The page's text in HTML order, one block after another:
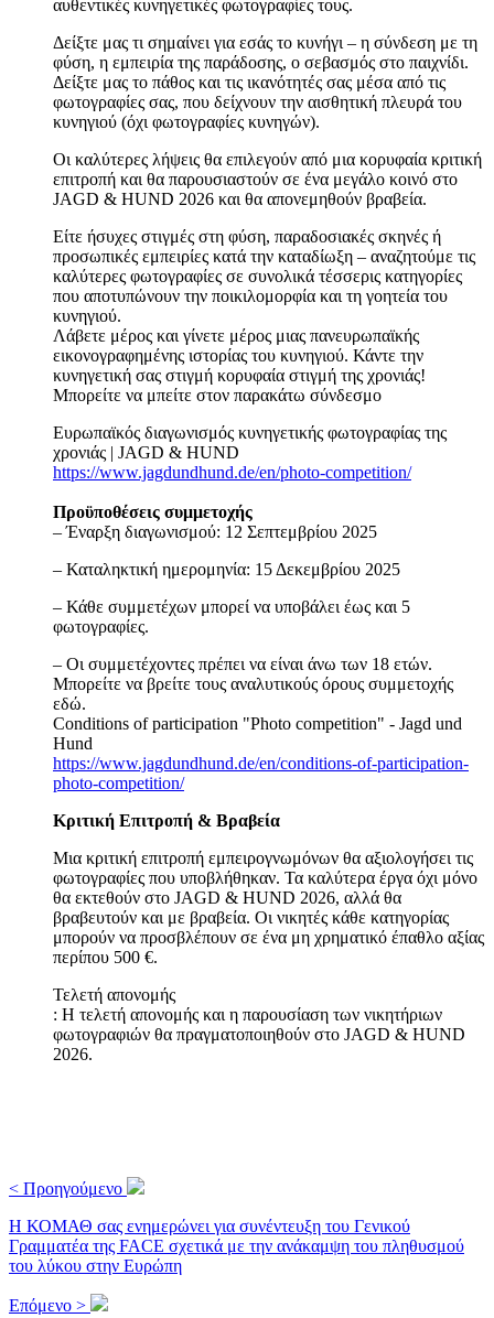
αυθεντικές κυνηγετικές φωτογραφίες τους.
Δείξτε μας τι σημαίνει για εσάς το κυνήγι – η σύνδεση με τη
φύση, η εμπειρία της παράδοσης, ο σεβασμός στο παιχνίδι.
Δείξτε μας το πάθος και τις ικανότητές σας μέσα από τις
φωτογραφίες σας, που δείχνουν την αισθητική πλευρά του
κυνηγιού (όχι φωτογραφίες κυνηγών).
Οι καλύτερες λήψεις θα επιλεγούν από μια κορυφαία κριτική
επιτροπή και θα παρουσιαστούν σε ένα μεγάλο κοινό στο
JAGD & HUND 2026 και θα απονεμηθούν βραβεία.
Είτε ήσυχες στιγμές στη φύση, παραδοσιακές σκηνές ή
προσωπικές εμπειρίες κατά την καταδίωξη – αναζητούμε τις
καλύτερες φωτογραφίες σε συνολικά τέσσερις κατηγορίες
που αποτυπώνουν την ποικιλομορφία και τη γοητεία του
κυνηγιού.
Λάβετε μέρος και γίνετε μέρος μιας πανευρωπαϊκής
εικονογραφημένης ιστορίας του κυνηγιού. Κάντε την
κυνηγετική σας στιγμή κορυφαία στιγμή της χρονιάς!
Μπορείτε να μπείτε στον παρακάτω σύνδεσμο
Ευρωπαϊκός διαγωνισμός κυνηγετικής φωτογραφίας της
χρονιάς | JAGD & HUND
https://www.jagdundhund.de/en/photo-competition/
Προϋποθέσεις συμμετοχής
– Έναρξη διαγωνισμού: 12 Σεπτεμβρίου 2025
– Καταληκτική ημερομηνία: 15 Δεκεμβρίου 2025
– Κάθε συμμετέχων μπορεί να υποβάλει έως και 5
φωτογραφίες.
– Οι συμμετέχοντες πρέπει να είναι άνω των 18 ετών.
Μπορείτε να βρείτε τους αναλυτικούς όρους συμμετοχής
εδώ.
Conditions of participation "Photo competition" - Jagd und
Hund
https://www.jagdundhund.de/en/conditions-of-participation-
photo-competition/
Κριτική Επιτροπή & Βραβεία
Μια κριτική επιτροπή εμπειρογνωμόνων θα αξιολογήσει τις
φωτογραφίες που υποβλήθηκαν. Τα καλύτερα έργα όχι μόνο
θα εκτεθούν στο JAGD & HUND 2026, αλλά θα
βραβευτούν και με βραβεία. Οι νικητές κάθε κατηγορίας
μπορούν να προσβλέπουν σε ένα μη χρηματικό έπαθλο αξίας
περίπου 500 €.
Τελετή απονομής
: Η τελετή απονομής και η παρουσίαση των νικητήριων
φωτογραφιών θα πραγματοποιηθούν στο JAGD & HUND
2026.
< Προηγούμενο
Η ΚΟΜΑΘ σας ενημερώνει για συνέντευξη του Γενικού
Γραμματέα της FACE σχετικά με την ανάκαμψη του πληθυσμού
του λύκου στην Ευρώπη
Επόμενο >